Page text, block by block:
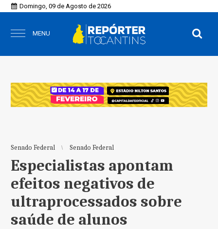
Domingo, 09 de Agosto de 2026
MENU
Senado Federal Senado Federal
Especialistas apontam
efeitos negativos de
ultraprocessados sobre
saúde de alunos